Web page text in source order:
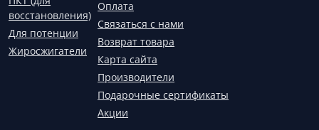
восстановления)
Для потенции
Жиросжигатели
Оплата
Связаться с нами
Возврат товара
Карта сайта
Производители
Подарочные сертификаты
Акции